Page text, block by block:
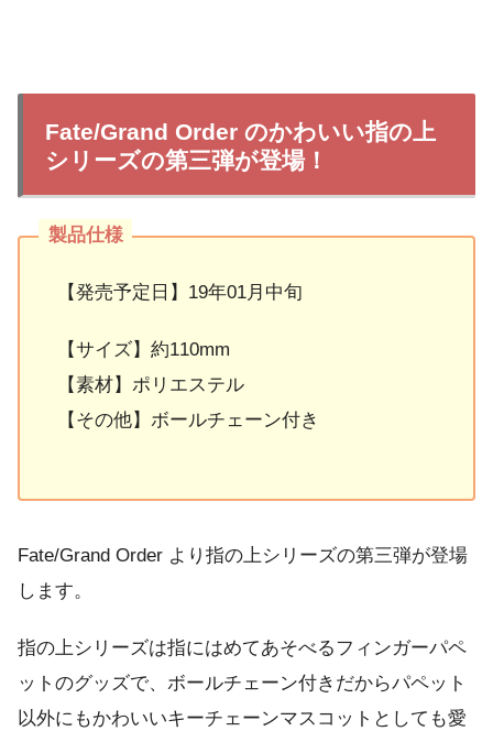
Fate/Grand Order のかわいい指の上
シリーズの第三弾が登場！
【発売予定日】19年01月中旬
【サイズ】約110mm
【素材】ポリエステル
【その他】ボールチェーン付き
Fate/Grand Order より指の上シリーズの第三弾が登場
します。
指の上シリーズは指にはめてあそべるフィンガーパペ
ットのグッズで、ボールチェーン付きだからパペット
以外にもかわいいキーチェーンマスコットとしても愛